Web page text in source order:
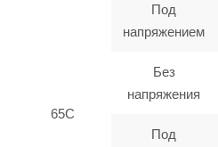
Под
напряжением
65C
Без
напряжения
Под